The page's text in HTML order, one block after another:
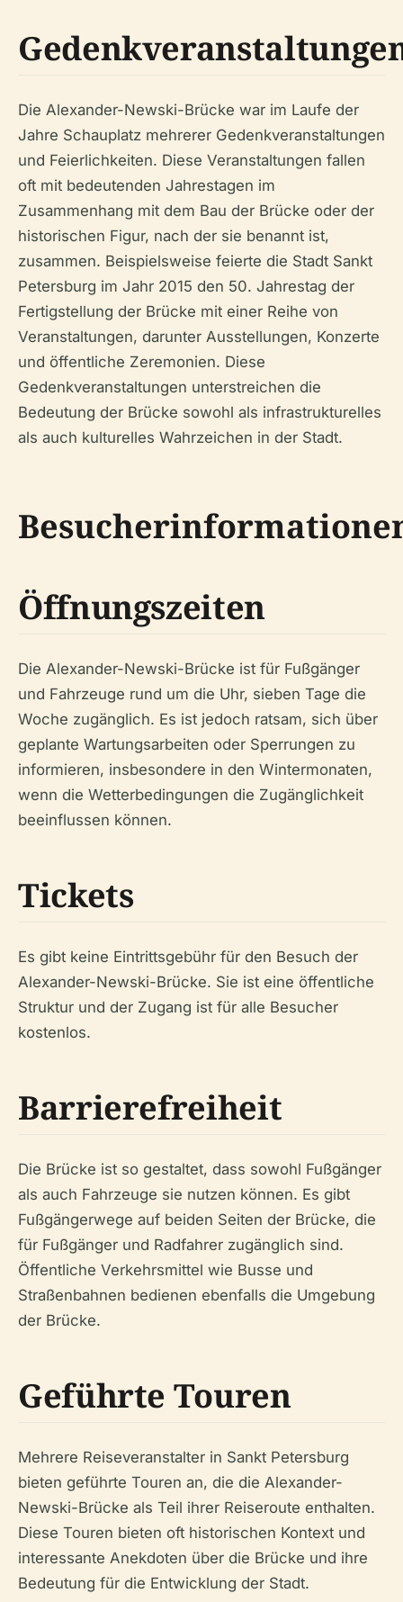
Die Alexander-Newski-Brücke war im Laufe der
Jahre Schauplatz mehrerer Gedenkveranstaltungen
und Feierlichkeiten. Diese Veranstaltungen fallen
oft mit bedeutenden Jahrestagen im
Zusammenhang mit dem Bau der Brücke oder der
historischen Figur, nach der sie benannt ist,
zusammen. Beispielsweise feierte die Stadt Sankt
Petersburg im Jahr 2015 den 50. Jahrestag der
Fertigstellung der Brücke mit einer Reihe von
Veranstaltungen, darunter Ausstellungen, Konzerte
und öffentliche Zeremonien. Diese
Gedenkveranstaltungen unterstreichen die
Bedeutung der Brücke sowohl als infrastrukturelles
als auch kulturelles Wahrzeichen in der Stadt.
Öffnungszeiten
Die Alexander-Newski-Brücke ist für Fußgänger
und Fahrzeuge rund um die Uhr, sieben Tage die
Woche zugänglich. Es ist jedoch ratsam, sich über
geplante Wartungsarbeiten oder Sperrungen zu
informieren, insbesondere in den Wintermonaten,
wenn die Wetterbedingungen die Zugänglichkeit
beeinflussen können.
Tickets
Es gibt keine Eintrittsgebühr für den Besuch der
Alexander-Newski-Brücke. Sie ist eine öffentliche
Struktur und der Zugang ist für alle Besucher
kostenlos.
Barrierefreiheit
Die Brücke ist so gestaltet, dass sowohl Fußgänger
als auch Fahrzeuge sie nutzen können. Es gibt
Fußgängerwege auf beiden Seiten der Brücke, die
für Fußgänger und Radfahrer zugänglich sind.
Öffentliche Verkehrsmittel wie Busse und
Straßenbahnen bedienen ebenfalls die Umgebung
der Brücke.
Geführte Touren
Mehrere Reiseveranstalter in Sankt Petersburg
bieten geführte Touren an, die die Alexander-
Newski-Brücke als Teil ihrer Reiseroute enthalten.
Diese Touren bieten oft historischen Kontext und
interessante Anekdoten über die Brücke und ihre
Bedeutung für die Entwicklung der Stadt.